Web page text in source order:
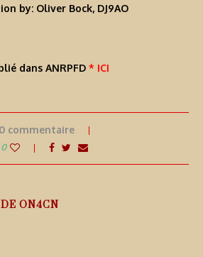
by: Oliver Bock, DJ9AO
dans ANRPFD * ICI
0 commentaire
0
ON4CN